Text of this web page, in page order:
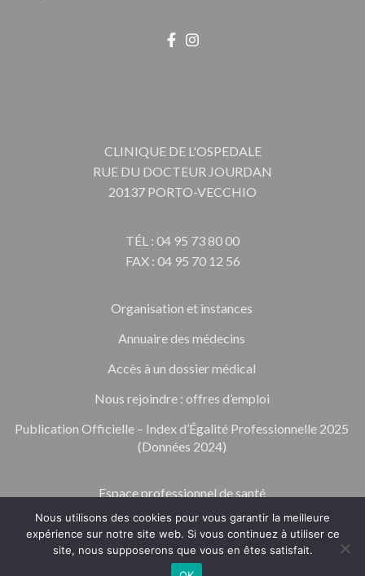
CLINIQUE DE L'OSPEDALE
RUE DU DOCTEUR JOURDAN
20137 PORTO-VECCHIO
TÉL : 04 95 73 80 00
FAX : 04 95 70 12 56
Organisation et instances
Annuaire des médecins
Accès à un dossier médical
Nous rejoindre : offres d’emploi
Publication Officielle – Index d’Égalité Professionnelle 2025
(Données 2024)
Espace professionnel de santé
Mentions légales
Politique de confidentialité et d’utilisation des données
personnelles
Nous utilisons des cookies pour vous garantir la meilleure
expérience sur notre site web. Si vous continuez à utiliser ce
site, nous supposerons que vous en êtes satisfait.